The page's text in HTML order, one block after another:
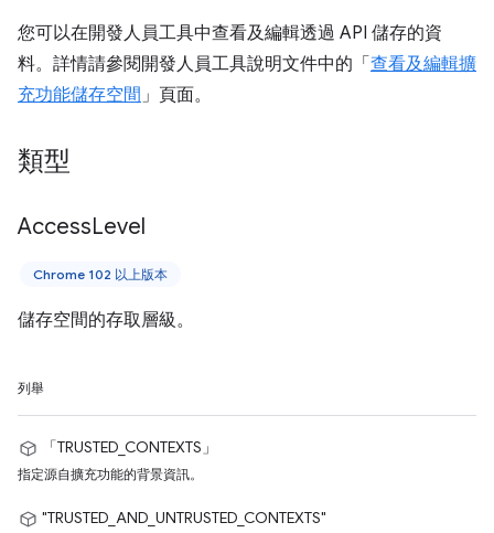
您可以在開發人員工具中查看及編輯透過 API 儲存的資
料。詳情請參閱開發人員工具說明文件中的「 查看及編輯擴
充功能儲存空間 」頁面。
類型
AccessLevel
Chrome 102 以上版本
儲存空間的存取層級。
列舉
「TRUSTED_CONTEXTS」
指定源自擴充功能的背景資訊。
"TRUSTED_AND_UNTRUSTED_CONTEXTS"